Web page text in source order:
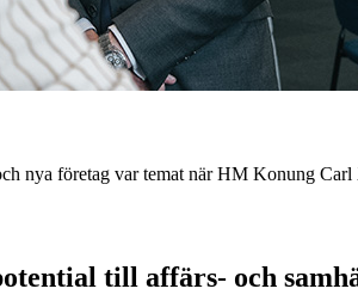
nya företag var temat när HM Konung
till affärs- och